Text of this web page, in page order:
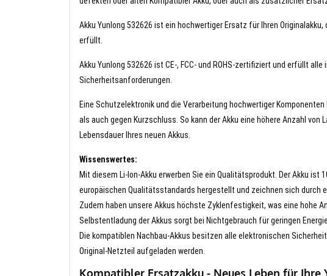
Akku Yunlong 532626 ist ein hochwertiger Ersatz für Ihren
erfüllt.
Akku Yunlong 532626 ist CE-, FCC- und ROHS-zertifiziert und erfüllt
Sicherheitsanforderungen.
Eine Schutzelektronik und die Verarbeitung hochwertiger
als auch gegen Kurzschluss. So kann der Akku eine höhere Anzahl
Lebensdauer Ihres neuen Akkus.
Wissenswertes:
Mit diesem Li-Ion-Akku erwerben Sie ein Qualitätsprodukt. Der Akku ist
europäischen Qualitätsstandards hergestellt und zeichnen sich durch
Zudem haben unsere Akkus höchste Zyklenfestigkeit, was eine hohe
Selbstentladung der Akkus sorgt bei Nichtgebrauch für geringen
Die kompatiblen Nachbau-Akkus besitzen alle elektronischen
Original-Netzteil aufgeladen werden.
Kompatibler Ersatzakku - Neues Leben für